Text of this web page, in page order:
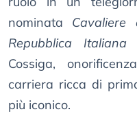
nominata Cavaliere
Repubblica Italiana
Cossiga,
carriera ricca di
più iconico.